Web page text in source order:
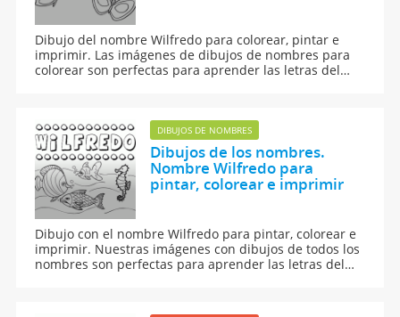
Dibujo del nombre Wilfredo para colorear, pintar e
imprimir. Las imágenes de dibujos de nombres para
colorear son perfectas para aprender las letras del
DIBUJOS DE NOMBRES
Dibujos de los nombres.
Nombre Wilfredo para
pintar, colorear e imprimir
Dibujo con el nombre Wilfredo para pintar, colorear e
imprimir. Nuestras imágenes con dibujos de todos los
nombres son perfectas para aprender las letras del